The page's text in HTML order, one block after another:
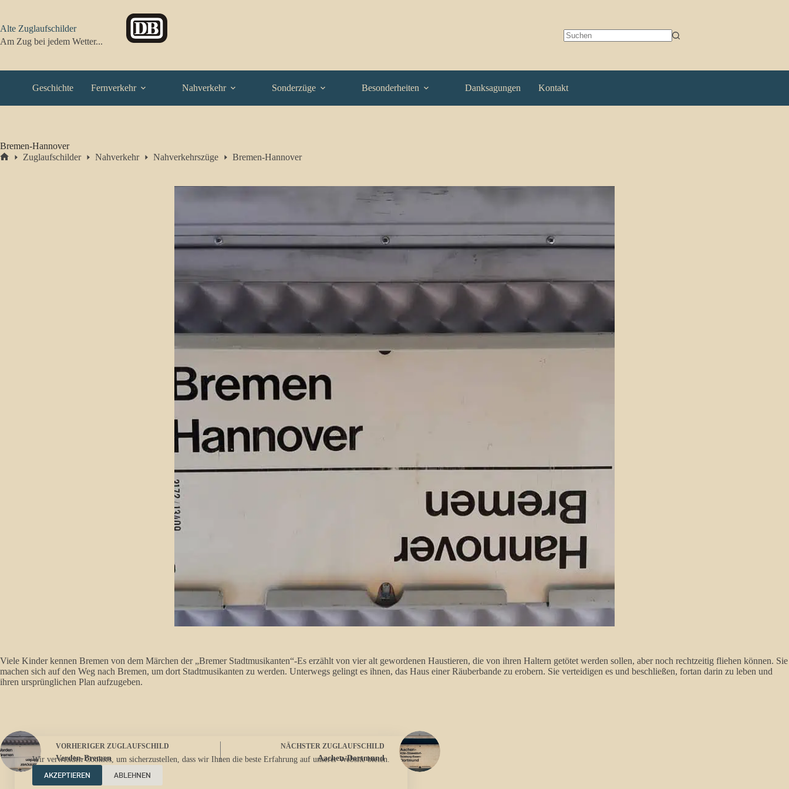
springen
Wir verwenden Cookies, um sicherzustellen, dass wir Ihnen die beste Erfahrung auf unserer Website bieten.
AKZEPTIEREN
ABLEHNEN
Alte Zuglaufschilder
Am Zug bei jedem Wetter...
Geschichte Fernverkehr Nahverkehr Sonderzüge Besonderheiten Danksagungen Kontakt
Bremen-Hannover
Zuglaufschilder Nahverkehr Nahverkehrszüge Bremen-Hannover
Viele Kinder kennen Bremen von dem Märchen der „Bremer Stadtmusikanten“-Es erzählt von vier alt gewordenen Haustieren, die von ihren Haltern getötet werden sollen, aber noch rechtzeitig fliehen können. Sie
machen sich auf den Weg nach Bremen, um dort Stadtmusikanten zu werden. Unterwegs gelingt es ihnen, das Haus einer Räuberbande zu erobern. Sie verteidigen es und beschließen, fortan darin zu leben und
ihren ursprünglichen Plan aufzugeben.
VORHERIGER ZUGLAUFSCHILD
Verden-Bremen
NÄCHSTER ZUGLAUFSCHILD
Aachen-Dortmund